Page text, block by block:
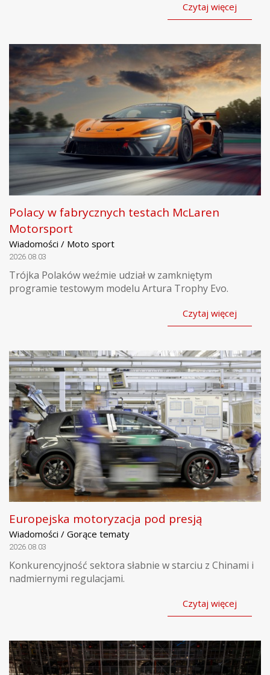
Czytaj więcej
Polacy w fabrycznych testach McLaren
Motorsport
Wiadomości / Moto sport
2026.08.03
Trójka Polaków weźmie udział w zamkniętym
programie testowym modelu Artura Trophy Evo.
Czytaj więcej
Europejska motoryzacja pod presją
Wiadomości / Gorące tematy
2026.08.03
Konkurencyjność sektora słabnie w starciu z Chinami i
nadmiernymi regulacjami.
Czytaj więcej